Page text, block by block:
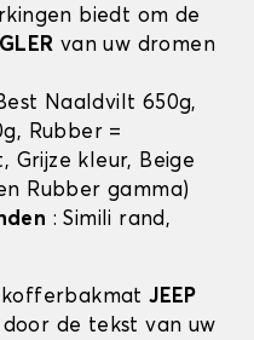
biedt om de
van uw dromen
Naaldvilt 650g,
Rubber =
Grijze kleur, Beige
Rubber gamma)
: Simili rand,
kofferbakmatJEEP
de tekst van uw